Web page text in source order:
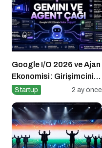
Yatırım
Google I/O 2026 ve Ajan
Ekonomisi: Girişimcinin
Yeni Rakibi Arama
Startup 2 ay önce